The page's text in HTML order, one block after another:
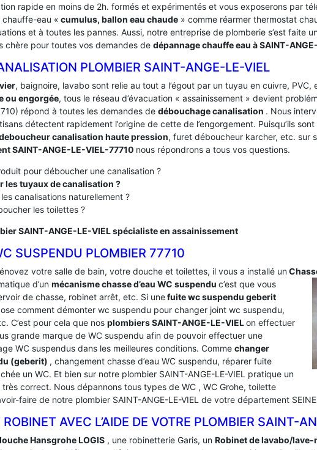
rapide en moins de 2h. formés et expérimentés et vous exposerons par
eau « cumulus, ballon eau chaude » comme réarmer thermostat
et à toutes les pannes. Aussi, notre entreprise de plomberie s’est faite
chère pour toutes vos demandes de dépannage chauffe eau à SAINT-
PLOMBIER SAINT-ANGE-LE-VIEL
, baignoire, lavabo sont relie au tout a l’égout par un tuyau en cuivre, PVC,
ou engorgée, tous le réseau d’évacuation « assainissement » devient
répond à toutes les demandes de débouchage canalisation . Nous
détectent rapidement l’origine de cette de l’engorgement. Puisqu’ils
canalisation haute pression, furet déboucheur karcher, etc. sur
SAINT-ANGE-LE-VIEL-77710 nous répondrons a tous vos questions.
pour déboucher une canalisation ?
les tuyaux de canalisation ?
canalisations naturellement ?
les toilettes ?
SAINT-ANGE-LE-VIEL spécialiste en assainissement
SUSPENDU PLOMBIER 77710
votre salle de bain, votre douche et toilettes, il vous a installé un
d’un mécanisme chasse d’eau WC suspendu c’est que vous
de chasse, robinet arrêt, etc. Si unefuite wc suspendu geberit
comment démonter wc suspendu pour changer joint wc suspendu,
C’est pour cela que nos plombiers SAINT-ANGE-LE-VIELon effectuer
grande marque de WC suspendu afin de pouvoir effectuer une
WC suspendus dans les meilleures conditions. Comme changer
(geberit) , changement chasse d’eau WC suspendu, réparer fuite
un WC. Et bien sur notre plombier SAINT-ANGE-LE-VIEL pratique un
très correct. Nous dépannons tous types de WC , WC Grohe, toilette
faire de notre plombier SAINT-ANGE-LE-VIEL de votre département
AVEC L’AIDE DE VOTRE PLOMBIER SAINT-
Hansgrohe LOGIS , une robinetterie Garis, un Robinet de lavabo/lave-